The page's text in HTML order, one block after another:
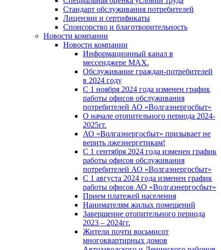
Стандарт обслуживания потребителей
Лицензии и сертификаты
Спонсорство и благотворительность
Новости компании
Новости компании
Информационный канал в
мессенджере MAX.
Обслуживание граждан-потребителей
в 2024 году
С 1 ноября 2024 года изменен график
работы офисов обслуживания
потребителей АО «Волгаэнергосбыт»
О начале отопительного периода 2024-
2025гг.
АО «Волгаэнергосбыт» призывает не
верить лжеэнергетикам!
С 1 сентября 2024 года изменен график
работы офисов обслуживания
потребителей АО «Волгаэнергосбыт»
С 1 августа 2024 года изменен график
работы офисов АО «Волгаэнергосбыт»
Прием платежей населения
Нанимателям жилых помещений
Завершение отопительного периода
2023 – 2024гг.
Жители почти восьмисот
многоквартирных домов